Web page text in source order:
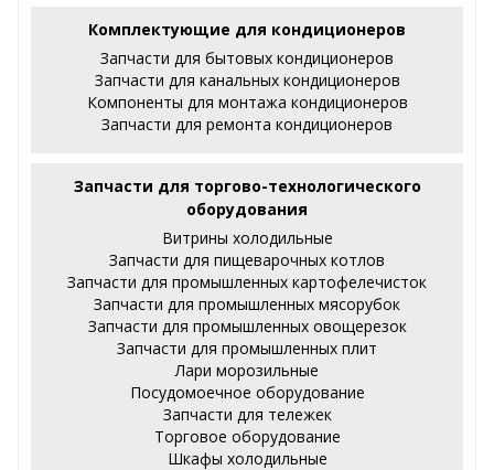
Комплектующие для кондиционеров
Запчасти для бытовых кондиционеров
Запчасти для канальных кондиционеров
Компоненты для монтажа кондиционеров
Запчасти для ремонта кондиционеров
Запчасти для торгово-технологического
оборудования
Витрины холодильные
Запчасти для пищеварочных котлов
Запчасти для промышленных картофелечисток
Запчасти для промышленных мясорубок
Запчасти для промышленных овощерезок
Запчасти для промышленных плит
Лари морозильные
Посудомоечное оборудование
Запчасти для тележек
Торговое оборудование
Шкафы холодильные